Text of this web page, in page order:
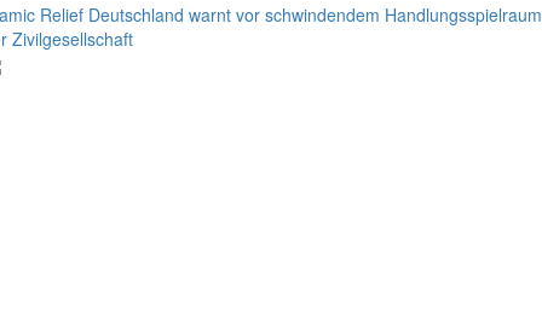
Relief Deutschland warnt vor schwindendem Handlungsspielraum
Zivilgesellschaft